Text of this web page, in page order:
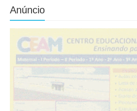
Anúncio